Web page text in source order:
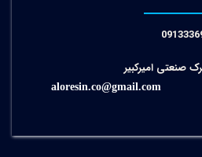
صنعتی امیرکبیر
aloresin.co@gmail.com